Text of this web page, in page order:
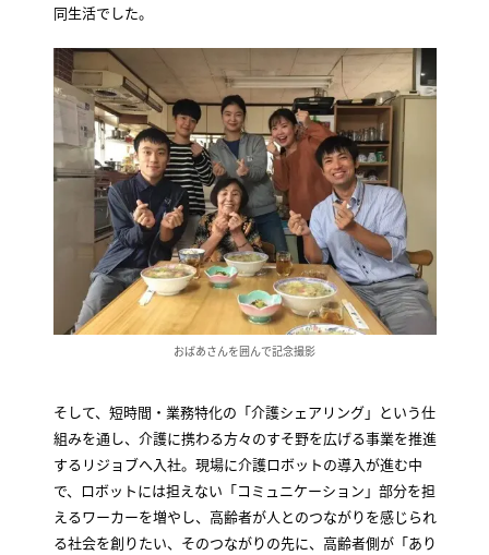
同生活でした。
おばあさんを囲んで記念撮影
そして、短時間・業務特化の「介護シェアリング」という仕
組みを通し、介護に携わる方々のすそ野を広げる事業を推進
するリジョブへ入社。現場に介護ロボットの導入が進む中
で、ロボットには担えない「コミュニケーション」部分を担
えるワーカーを増やし、高齢者が人とのつながりを感じられ
る社会を創りたい、そのつながりの先に、高齢者側が「あり